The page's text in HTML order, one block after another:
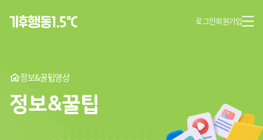
로그인회원가입
정보&꿀팁영상
정보&꿀팁